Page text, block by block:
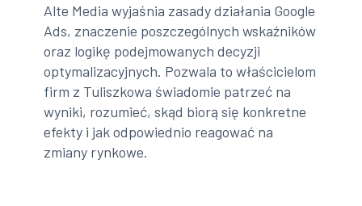
Alte Media wyjaśnia zasady działania Google
Ads, znaczenie poszczególnych wskaźników
oraz logikę podejmowanych decyzji
optymalizacyjnych. Pozwala to właścicielom
firm z Tuliszkowa świadomie patrzeć na
wyniki, rozumieć, skąd biorą się konkretne
efekty i jak odpowiednio reagować na
zmiany rynkowe.